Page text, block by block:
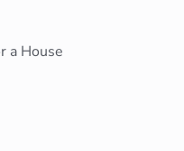
a House